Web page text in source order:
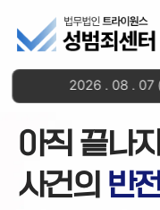
2026 . 08 . 07
아직 끝나
사건의 반